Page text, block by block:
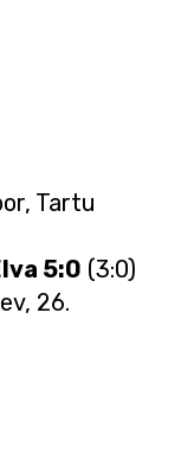
Tartu
5:0 (3:0)
26.